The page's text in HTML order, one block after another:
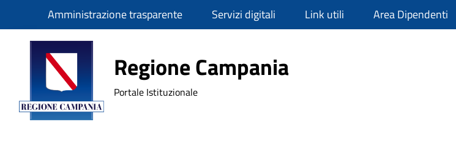
SlimAmministrazione trasparente Servizi digitali Link utili Area Dipendenti
Regione Campania
Regione Campania
Portale Istituzionale